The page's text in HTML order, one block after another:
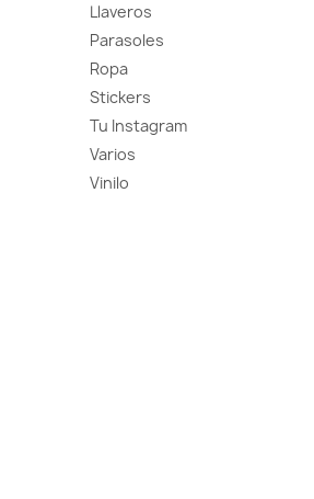
Llaveros
Parasoles
Ropa
Stickers
Tu Instagram
Varios
Vinilo